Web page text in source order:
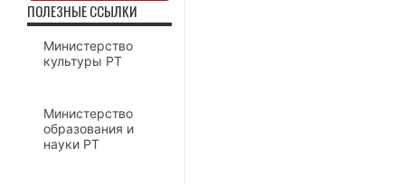
ПОЛЕЗНЫЕ ССЫЛКИ
Министерство
культуры РТ
Министерство
образования и
науки РТ